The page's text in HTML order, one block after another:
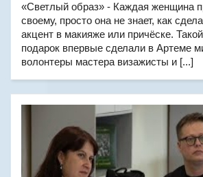
«Светлый образ» - Каждая женщина
своему, просто она не знает, как
акцент в макияже или причёске.
подарок впервые сделали в Артеме
волонтеры мастера визажисты и [...]